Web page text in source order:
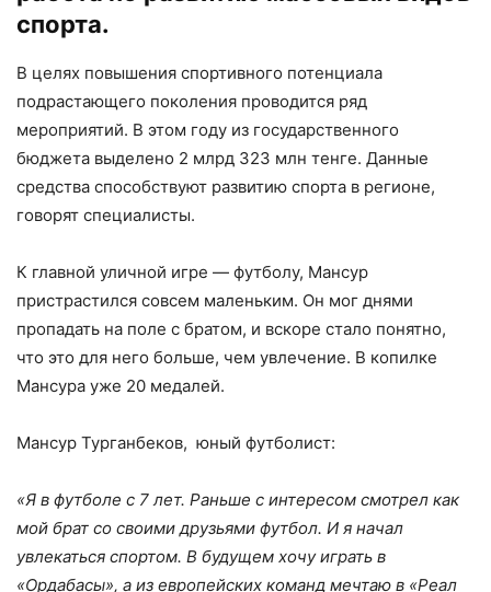
спорта.
В целях повышения спортивного потенциала
подрастающего поколения проводится ряд
мероприятий. В этом году из государственного
бюджета выделено 2 млрд 323 млн тенге. Данные
средства способствуют развитию спорта в регионе,
говорят специалисты.
К главной уличной игре — футболу, Мансур
пристрастился совсем маленьким. Он мог днями
пропадать на поле с братом, и вскоре стало понятно,
что это для него больше, чем увлечение. В копилке
Мансура уже 20 медалей.
Мансур Турганбеков, юный футболист:
«Я в футболе с 7 лет. Раньше с интересом смотрел как
мой брат со своими друзьями футбол. И я начал
увлекаться спортом. В будущем хочу играть в
«Ордабасы», а из европейских команд мечтаю в «Реал